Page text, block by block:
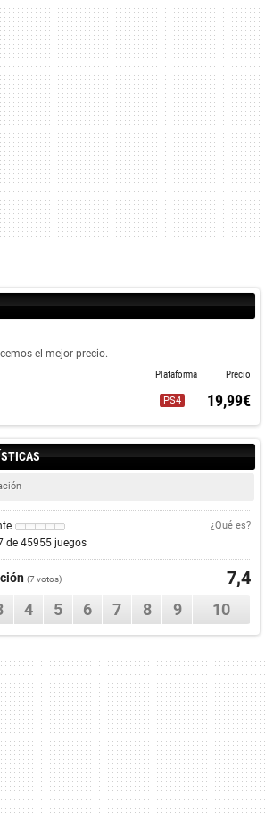
el mejor precio.
Plataforma Precio
PS4 19,99€
¿Qué es?
de 45955 juegos
(7votos) 7,4
4 5 6 7 8 9 10